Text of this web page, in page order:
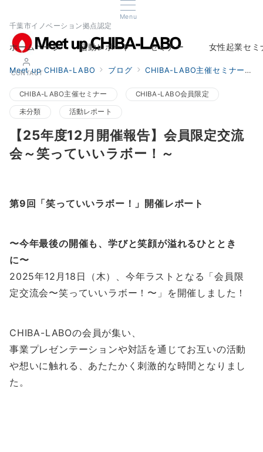
Menu
千葉市イノベーション拠点認定
CONTACT
ホームページ
Home
活動レポート セミナー 女性起業セミ
Meet up CHIBA-LABO ブログ CHIBA-LABO主催セミナー
CHIBA-LABO主催セミナー CHIBA-LABO会員限定
未分類 活動レポート
【25年度12月開催報告】会員限定交流
会～笑っていいラボー！～
第9回「笑っていいラボー！」開催レポート
〜今年最後の開催も、学びと笑顔が溢れるひととき
に〜
2025年12月18日（木）、今年ラストとなる「会員限
定交流会〜笑っていいラボー！〜」を開催しました！
CHIBA-LABOの会員が集い、
事業プレゼンテーションや対話を通じてお互いの活動
や想いに触れる、あたたかく刺激的な時間となりまし
た。